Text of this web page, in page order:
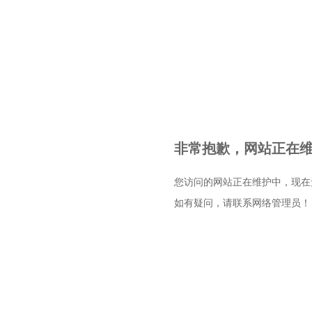
非常抱歉，网站正在
您访问的网站正在维护中，现
如有疑问，请联系网络管理员！